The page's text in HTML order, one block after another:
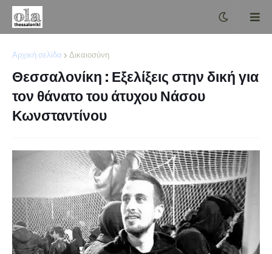
Αρχική σελίδα Δικαιοσύνη
Θεσσαλονίκη : Εξελίξεις στην δική για
τον θάνατο του άτυχου Νάσου
Κωνσταντίνου